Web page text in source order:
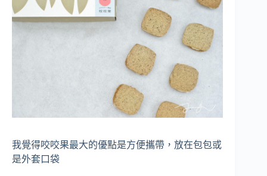
我覺得咬咬果最大的優點是方便攜帶，放在包包或
是外套口袋